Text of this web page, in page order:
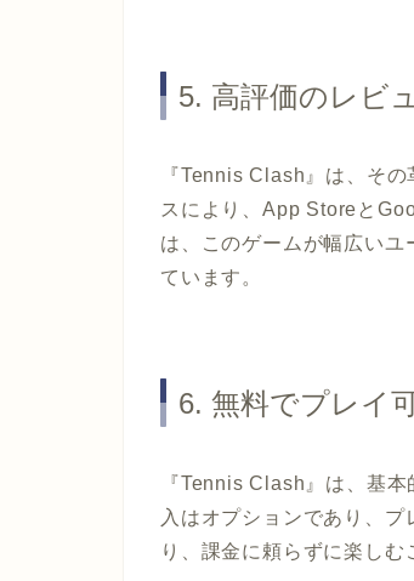
5. 高評価のレビ
『Tennis Clash』は、そ
スにより、App Storeと
は、このゲームが幅広いユ
ています。
6. 無料でプレイ
『Tennis Clash』は、基
入はオプションであり、
り、課金に頼らずに楽しむ